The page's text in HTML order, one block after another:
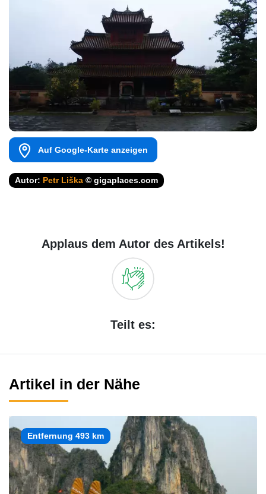
Auf Google-Karte anzeigen
Autor: Petr Liška © gigaplaces.com
Applaus dem Autor des Artikels!
Teilt es:
Artikel in der Nähe
Entfernung 493 km